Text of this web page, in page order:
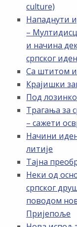
culture)
Нападнути
–
и начина
српског
Са штитом
Крајишки
Под
Трагања за
– сажети
Начини
литије
Тајна
Неки од
српског
поводом
Пријепоље